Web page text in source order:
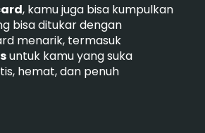
, kamu juga bisa kumpulkan
bisa ditukar dengan
menarik, termasuk
untuk kamu yang suka
hemat, dan penuh